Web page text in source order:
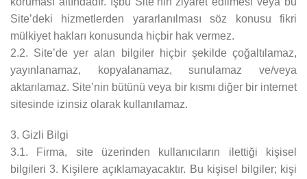
Site’deki hizmetlerden yararlanılması söz konusu fikri
mülkiyet hakları konusunda hiçbir hak vermez.
2.2. Site’de yer alan bilgiler hiçbir şekilde çoğaltılamaz,
yayınlanamaz, kopyalanamaz, sunulamaz ve/veya
aktarılamaz. Site’nin bütünü veya bir kısmı diğer bir internet
sitesinde izinsiz olarak kullanılamaz.
3. Gizli Bilgi
3.1. Firma, site üzerinden kullanıcıların ilettiği kişisel
bilgileri 3. Kişilere açıklamayacaktır. Bu kişisel bilgiler; kişi